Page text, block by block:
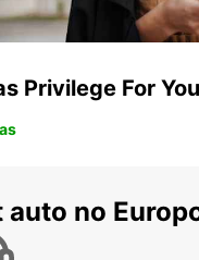
Privilege For
auto no